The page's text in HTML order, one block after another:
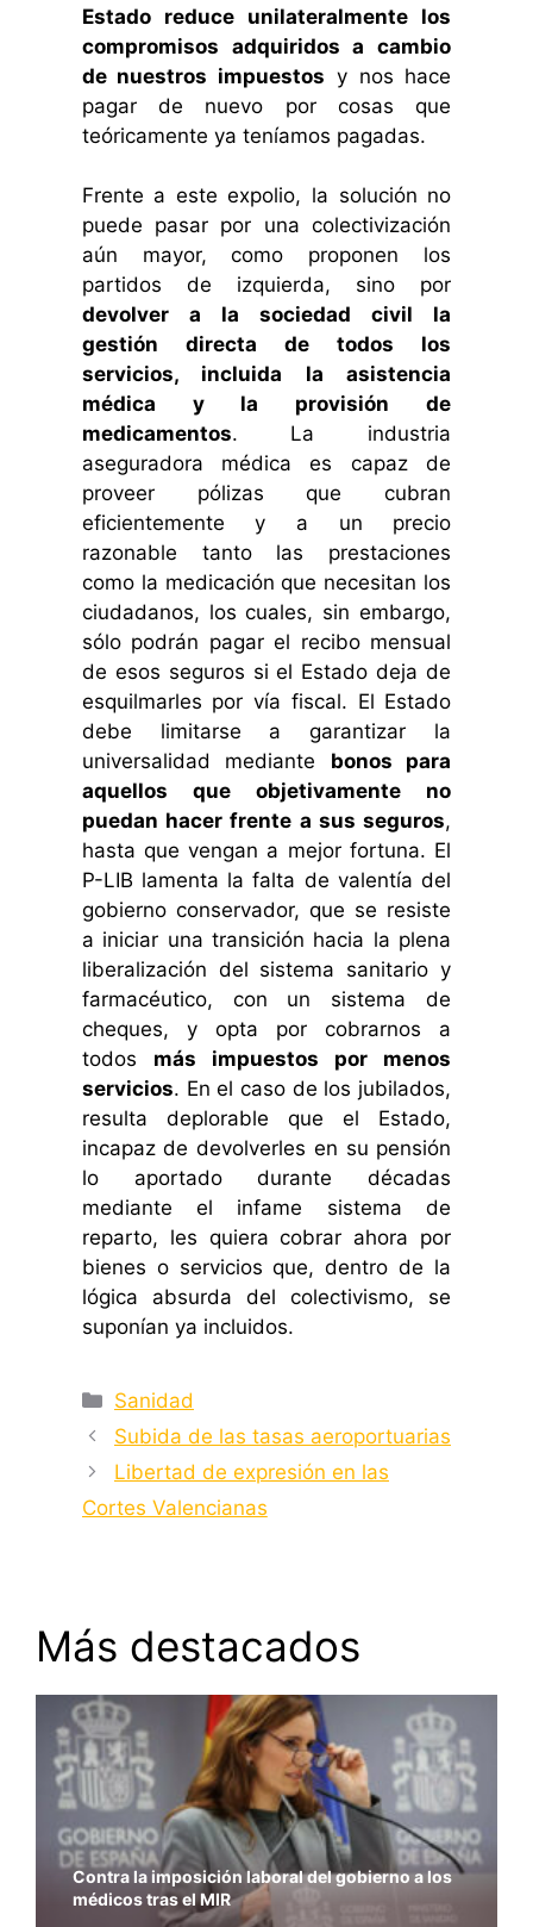
Estado reduce unilateralmente los
compromisos adquiridos a cambio
de nuestros impuestos y nos hace
pagar de nuevo por cosas que
teóricamente ya teníamos pagadas.
Frente a este expolio, la solución no
puede pasar por una colectivización
aún mayor, como proponen los
partidos de izquierda, sino por
devolver a la sociedad civil la
gestión directa de todos los
servicios, incluida la asistencia
médica y la provisión de
medicamentos. La industria
aseguradora médica es capaz de
proveer pólizas que cubran
eficientemente y a un precio
razonable tanto las prestaciones
como la medicación que necesitan los
ciudadanos, los cuales, sin embargo,
sólo podrán pagar el recibo mensual
de esos seguros si el Estado deja de
esquilmarles por vía fiscal. El Estado
debe limitarse a garantizar la
universalidad mediante bonos para
aquellos que objetivamente no
puedan hacer frente a sus seguros,
hasta que vengan a mejor fortuna. El
P-LIB lamenta la falta de valentía del
gobierno conservador, que se resiste
a iniciar una transición hacia la plena
liberalización del sistema sanitario y
farmacéutico, con un sistema de
cheques, y opta por cobrarnos a
todos más impuestos por menos
servicios. En el caso de los jubilados,
resulta deplorable que el Estado,
incapaz de devolverles en su pensión
lo aportado durante décadas
mediante el infame sistema de
reparto, les quiera cobrar ahora por
bienes o servicios que, dentro de la
lógica absurda del colectivismo, se
suponían ya incluidos.
Categorías
Sanidad
Subida de las tasas aeroportuarias
Libertad de expresión en las
Cortes Valencianas
Más destacados
Contra la imposición laboral del gobierno a los
médicos tras el MIR
La solución a los problemas sanitarios no pasa